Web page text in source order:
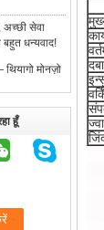
अच्छी सेवा
धन्यवाद!
मोनज़ो
हूँ